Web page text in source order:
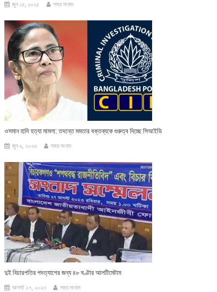
জুন ১৫, ২০২৫ সময় সংবাদ
ওসমান হাদি হত্যা মামলা: তদন্তে মমতার বক্তব্যকে গুরুত্ব দিচ্ছে সিআইডি
জুন ৬, ২০২৬ সময় সংবাদ
দুই বিচারপতির পদত্যাগের জন্য ৪৮ ঘণ্টার আলটিমেটাম
আগস্ট ২৭, ২০২৩ সময় সংবাদ